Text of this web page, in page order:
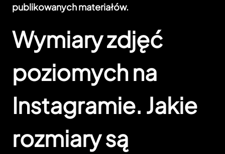
publikowanych materiałów.
Wymiary zdjęć
poziomych na
Instagramie. Jakie
rozmiary są